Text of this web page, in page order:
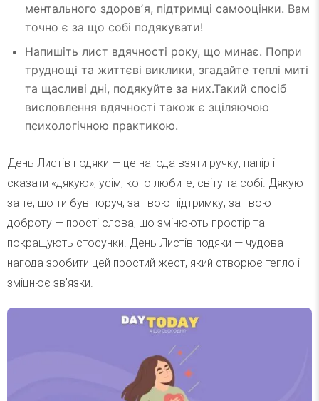
ментального здоровʼя, підтримці самооцінки. Вам
точно є за що собі подякувати!
Напишіть лист вдячності року, що минає. Попри
труднощі та життєві виклики, згадайте теплі миті
та щасливі дні, подякуйте за них.Такий спосіб
висловлення вдячності також є зціляючою
психологічною практикою.
День Листів подяки — це нагода взяти ручку, папір і
сказати «дякую», усім, кого любите, світу та собі. Дякую
за те, що ти був поруч, за твою підтримку, за твою
доброту — прості слова, що змінюють простір та
покращують стосунки. День Листів подяки — чудова
нагода зробити цей простий жест, який створює тепло і
зміцнює зв’язки.